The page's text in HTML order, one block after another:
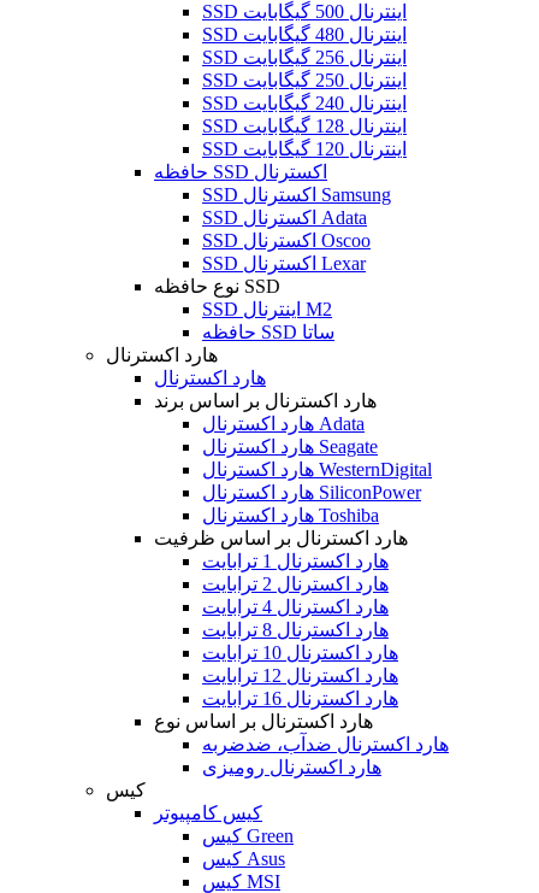
SSD اینترنال 500 گیگابایت
SSD اینترنال 480 گیگابایت
SSD اینترنال 256 گیگابایت
SSD اینترنال 250 گیگابایت
SSD اینترنال 240 گیگابایت
SSD اینترنال 128 گیگابایت
SSD اینترنال 120 گیگابایت
حافظه SSD اکسترنال
SSD اکسترنال Samsung
SSD اکسترنال Adata
SSD اکسترنال Oscoo
SSD اکسترنال Lexar
نوع حافظه SSD
SSD اینترنال M2
حافظه SSD ساتا
هارد اکسترنال
هارد اکسترنال
هارد اکسترنال بر اساس برند
هارد اکسترنال Adata
هارد اکسترنال Seagate
هارد اکسترنال WesternDigital
هارد اکسترنال SiliconPower
هارد اکسترنال Toshiba
هارد اکسترنال بر اساس ظرفیت
هارد اکسترنال 1 ترابایت
هارد اکسترنال 2 ترابایت
هارد اکسترنال 4 ترابایت
هارد اکسترنال 8 ترابایت
هارد اکسترنال 10 ترابایت
هارد اکسترنال 12 ترابایت
هارد اکسترنال 16 ترابایت
هارد اکسترنال بر اساس نوع
هارد اکسترنال ضدآب، ضدضربه
هارد اکسترنال رومیزی
کیس
کیس کامپیوتر
کیس Green
کیس Asus
کیس MSI